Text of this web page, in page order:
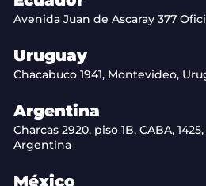
Avenida Juan de Ascaray 377
Uruguay
Chacabuco 1941, Montevideo,
Argentina
Charcas 2920, piso 1B, CABA,
Argentina
México